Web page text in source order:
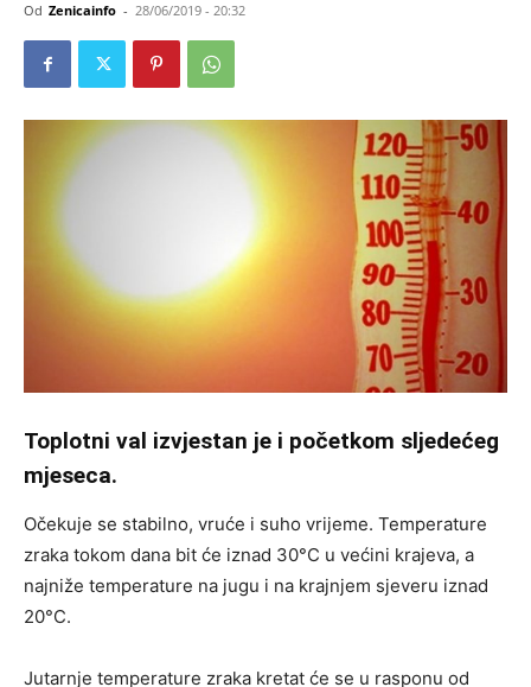
Od Zenicainfo - 28/06/2019 - 20:32
Toplotni val izvjestan je i početkom sljedećeg
mjeseca.
Očekuje se stabilno, vruće i suho vrijeme. Temperature
zraka tokom dana bit će iznad 30°C u većini krajeva, a
najniže temperature na jugu i na krajnjem sjeveru iznad
20°C.
Jutarnje temperature zraka kretat će se u rasponu od